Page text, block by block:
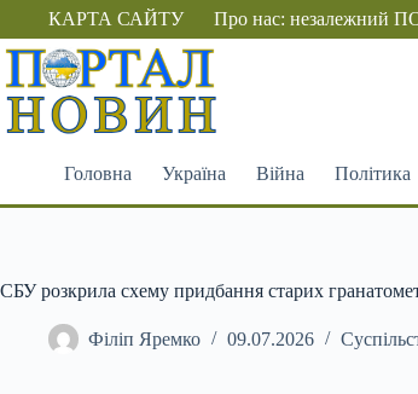
Перейти
вмісту
КАРТА САЙТУ Про нас: незалежний
Головна Україна Війна Політика
СБУ розкрила схему придбання старих
Філіп Яремко 09.07.2026